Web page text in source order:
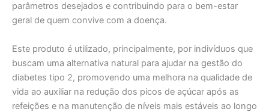
parâmetros desejados e contribuindo para o bem-estar
geral de quem convive com a doença.
Este produto é utilizado, principalmente, por indivíduos que
buscam uma alternativa natural para ajudar na gestão do
diabetes tipo 2, promovendo uma melhora na qualidade de
vida ao auxiliar na redução dos picos de açúcar após as
refeições e na manutenção de níveis mais estáveis ao longo